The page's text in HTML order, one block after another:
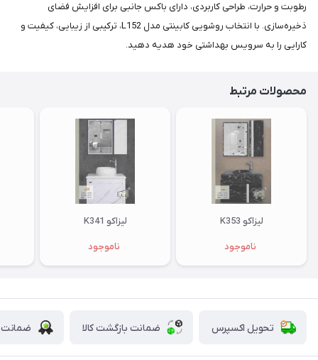
رطوبت و حرارت، طراحی کاربردی، دارای باکس جانبی برای افزایش فضای
ذخیره‌سازی. با انتخاب روشویی کابینتی مدل L152، ترکیبی از زیبایی، کیفیت و
کارایی را به سرویس بهداشتی خود هدیه دهید.
محصولات مرتبط
لیزاکو K353
ناموجود
لیزاکو K341
ناموجود
تحویل اکسپرس ضمانت بازگشت کالا ضمانت